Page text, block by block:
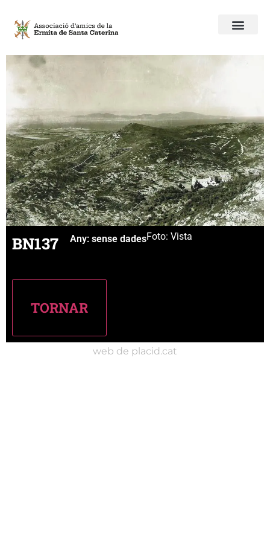
BN137 Any: sense dadesFoto: Vista
web de placid.cat